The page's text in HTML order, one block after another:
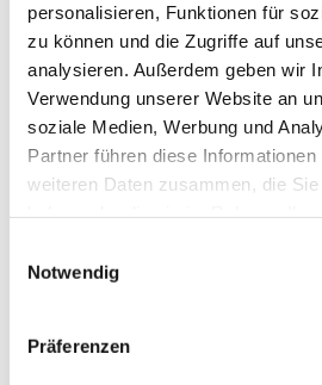
personalisieren, Funktionen für
zu können und die Zugriffe auf
analysieren. Außerdem geben wir
Verwendung unserer Website an
soziale Medien, Werbung und
Partner führen diese
weiteren Daten zusammen, die
Notwendig
Präferenzen
Wenden Sie sich für die
Frau Sabine Ebert Tel.: 80776
ww.erlebnis-tanz.de